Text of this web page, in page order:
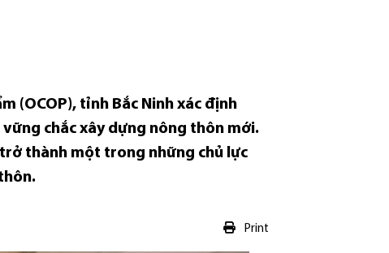
(OCOP), tỉnh Bắc Ninh xác định
chắc xây dựng nông thôn mới.
thành một trong những chủ lực
Print